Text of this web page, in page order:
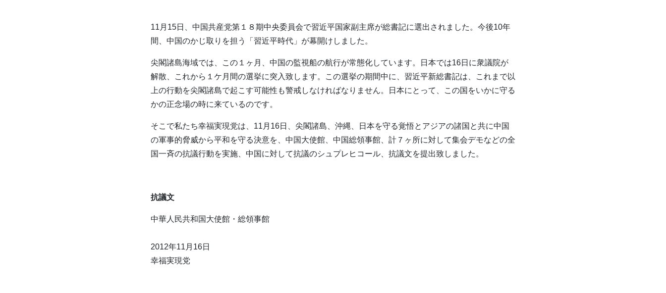
11月15日、中国共産党第１８期中央委員会で習近平国家副主席が総書記に選出されました。今後10年
間、中国のかじ取りを担う「習近平時代」が幕開けしました。
尖閣諸島海域では、この１ヶ月、中国の監視船の航行が常態化しています。日本では16日に衆議院が
解散、これから１ケ月間の選挙に突入致します。この選挙の期間中に、習近平新総書記は、これまで以
上の行動を尖閣諸島で起こす可能性も警戒しなければなりません。日本にとって、この国をいかに守る
かの正念場の時に来ているのです。
そこで私たち幸福実現党は、11月16日、尖閣諸島、沖縄、日本を守る覚悟とアジアの諸国と共に中国
の軍事的脅威から平和を守る決意を、中国大使館、中国総領事館、計７ヶ所に対して集会デモなどの全
国一斉の抗議行動を実施、中国に対して抗議のシュプレヒコール、抗議文を提出致しました。
抗議文
中華人民共和国大使館・総領事館
2012年11月16日
幸福実現党